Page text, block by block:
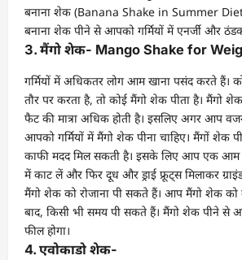
बनाना शेक (Banana Shake in Summer
बनाना शेक पीने से आपको गर्मियों में एनर्जी और
3. मैंगो शेक- Mango Shake for
गर्मियों में अधिकतर लोग आम खाना पसंद करते हैं।
तौर पर करता है, तो कोई मैंगो शेक पीता है। मैंगो
फैट की मात्रा अधिक होती है। इसलिए अगर आप
आपको गर्मियों में मैंगो शेक पीना चाहिए। मैंगों शेक
काफी मदद मिल सकती है। इसके लिए आप एक आम
में काट लें और फिर दूध और ड्राई फ्रूट्स मिलाकर
मैंगो शेक को रोजाना पी सकते हैं। आप मैंगो शेक
बाद, किसी भी समय पी सकते हैं। मैंगो शेक पीने से
फील होगा।
4. एवोकाडो शेक-